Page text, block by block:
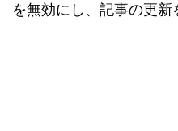
を無効にし、記事の更新